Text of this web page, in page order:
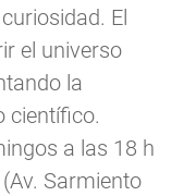
El
el universo
la
científico.
a las 18 h
Sarmiento